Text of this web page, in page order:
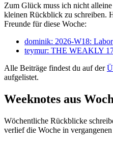
Zum Glück muss ich nicht
kleinen Rückblick zu schreiben.
Freunde für diese Woche:
dominik: 2026-W18: Labor
teymur: THE WEAKLY
Alle Beiträge findest du auf der
aufgelistet.
Weeknotes aus
Wöchentliche Rückblicke
verlief die Woche in vergangenen